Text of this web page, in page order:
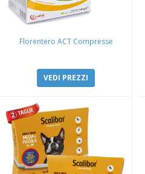
Florentero ACT Compresse
VEDI PREZZI